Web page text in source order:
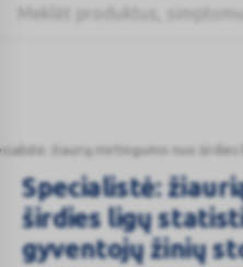
žiaurią mirtingumo nuo
Specialistė:
širdies ligų
gyventojų žinių